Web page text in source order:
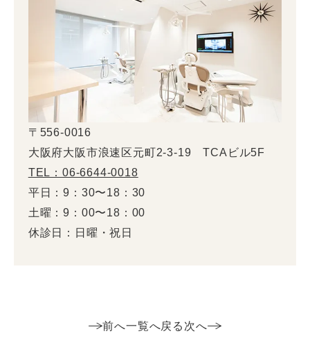
〒556-0016
大阪府大阪市浪速区元町2-3-19 TCAビル5F
TEL：06-6644-0018
平日：9：30〜18：30
土曜：9：00〜18：00
休診日：日曜・祝日
前へ一覧へ戻る 次へ